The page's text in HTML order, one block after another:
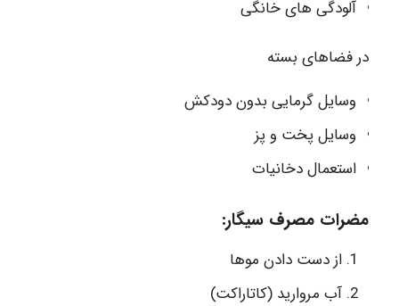
آلودگی های خانگی
در فضاهای بسته
وسایل گرمایی بدون دودکش
وسایل پخت و پز
استعمال دخانیات
مضرات مصرف سیگار:
از دست دادن موها
آب مروارید (کاتاراکت)